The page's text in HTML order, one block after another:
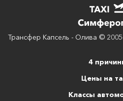
Трансфер Капсель - Олива ©
4
Цены на
Классы